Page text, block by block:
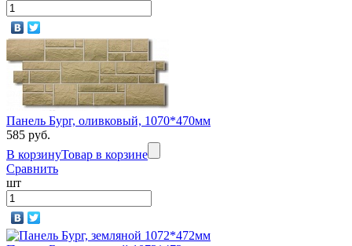
Rocky
Осенние
листья
Rocky
агат
Панель Бург, оливковый, 1070*470мм
585 руб.
В корзинуТовар в корзине
Сравнить
шт